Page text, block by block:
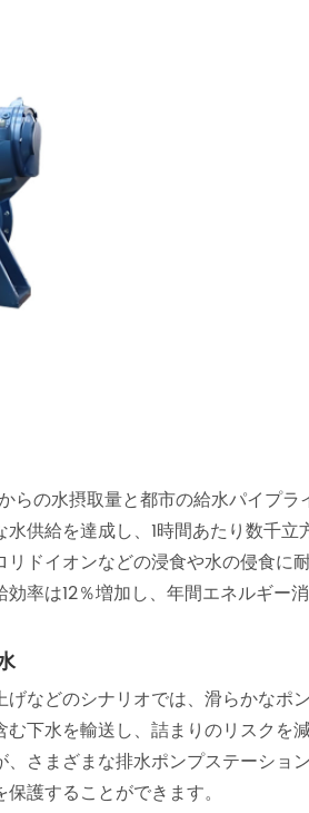
らの水摂取量と都市の給水パイプ
供給を達成し、1時間あたり数千
ドイオンなどの浸食や水の侵食に
率は12％増加し、年間エネルギー
などのシナリオでは、滑らかなポ
下水を輸送し、詰まりのリスクを
さまざまな排水ポンプステーショ
護することができます。